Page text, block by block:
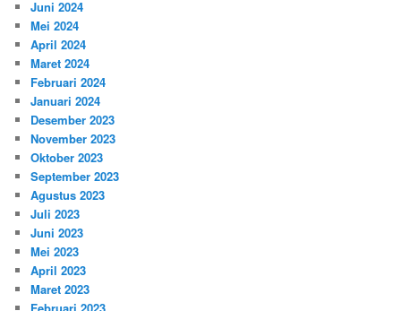
Juni 2024
Mei 2024
April 2024
Maret 2024
Februari 2024
Januari 2024
Desember 2023
November 2023
Oktober 2023
September 2023
Agustus 2023
Juli 2023
Juni 2023
Mei 2023
April 2023
Maret 2023